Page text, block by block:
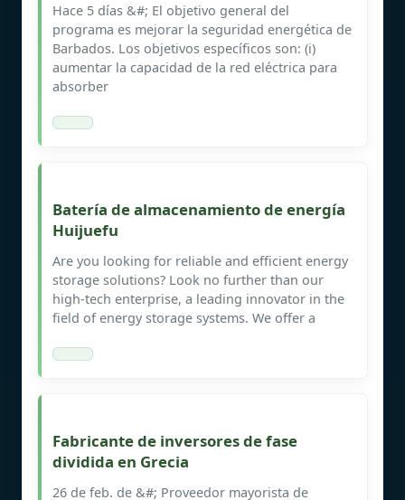
Hace 5 días &#; El objetivo general del
programa es mejorar la seguridad energética de
Barbados. Los objetivos específicos son: (i)
aumentar la capacidad de la red eléctrica para
absorber
Batería de almacenamiento de energía
Huijuefu
Are you looking for reliable and efficient energy
storage solutions? Look no further than our
high-tech enterprise, a leading innovator in the
field of energy storage systems. We offer a
Fabricante de inversores de fase
dividida en Grecia
26 de feb. de &#; Proveedor mayorista de